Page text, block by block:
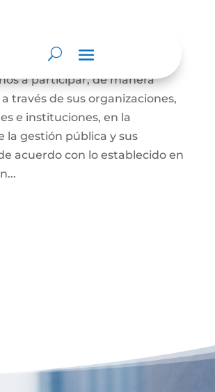
es el derecho y el deber de
a participar, de manera
través de sus organizaciones,
e instituciones, en la
la gestión pública y sus
acuerdo con lo establecido en